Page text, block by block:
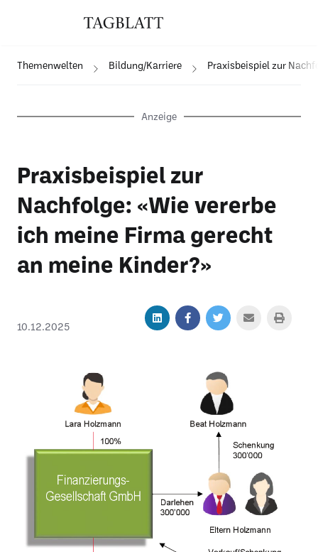
Themenwelten Bildung/Karriere Praxisbeispiel zur
Anzeige
Praxisbeispiel zur
Nachfolge: «Wie vererbe
ich meine Firma gerecht
an meine Kinder?»
10.12.2025